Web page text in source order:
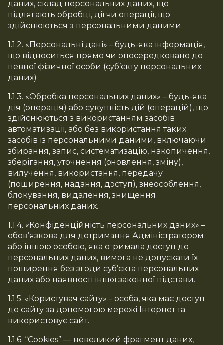
даних, склад персональних даних, що
підлягають обробці, дії чи операції, що
здійснюються з персональними даними.
1.1.2. «Персональні дані» – будь-яка інформація,
що відноситься прямо чи опосередковано до
певної фізичної особи (суб’єкту персональних
даних)
1.1.3. «Обробка персональних даних» – будь-яка
дія (операція) або сукупність дій (операцій), що
здійснюються з використанням засобів
автоматизації, або без використання таких
засобів із персональними даними, включаючи
збирання, запис, систематизацію, накопичення,
зберігання, уточнення (оновлення, зміну),
вилучення, використання, передачу
(поширення, надання, доступ), знеособлення,
блокування, видалення, знищення
персональних даних.
1.1.4. «Конфіденційність персональних даних» –
обов’язкова для дотримання Адміністратором
або іншою особою, яка отримала доступ до
персональних даних, вимога не допускати їх
поширення без згоди суб’єкта персональних
даних або наявності іншої законної підстави.
1.1.5. «Користувач сайту» – особа, яка має доступ
до сайту за допомогою мережі Інтернет та
використовує сайт.
1.1.6. “Cookies” — невеликий фрагмент даних,